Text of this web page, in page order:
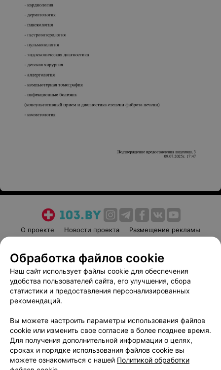
О проекте Новости проекта
Размещение рекламы
Пользовательское соглашение
Способы оплаты
Вакансии
Партнеры
Написать руководителю 103.by
Обработка персональных данных
Обработка файлов cookie
Наш сайт использует файлы cookie для обеспечения
удобства пользователей сайта, его улучшения, сбора
статистики и предоставления персонализированных
рекомендаций.
Вы можете настроить параметры использования файлов
cookie или изменить свое согласие в более позднее время.
Для получения дополнительной информации о целях,
сроках и порядке использования файлов cookie вы
можете ознакомиться с нашей Политикой обработки